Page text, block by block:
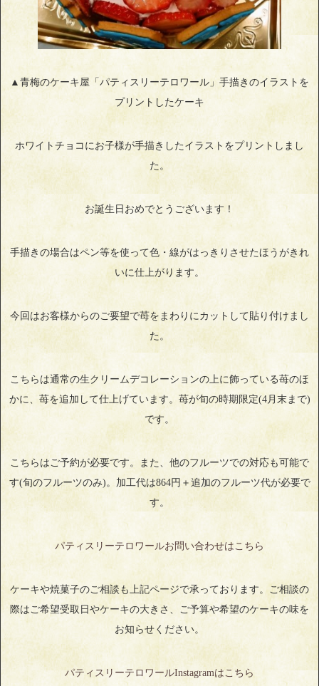
▲青梅のケーキ屋「パティスリーテロワール」手描きのイラストを
プリントしたケーキ
ホワイトチョコにお子様が手描きしたイラストをプリントしまし
た。
お誕生日おめでとうございます！
手描きの場合はペン等を使って色・線がはっきりさせたほうがきれ
いに仕上がります。
今回はお客様からのご要望で苺をまわりにカットして貼り付けまし
た。
こちらは通常の生クリームデコレーションの上に飾っている苺のほ
かに、苺を追加して仕上げています。苺が旬の時期限定(4月末まで)
です。
こちらはご予約が必要です。また、他のフルーツでの対応も可能で
す(旬のフルーツのみ)。加工代は864円＋追加のフルーツ代が必要で
す。
パティスリーテロワールお問い合わせはこちら
ケーキや焼菓子のご相談も上記ページで承っております。ご相談の
際はご希望受取日やケーキの大きさ、ご予算や希望のケーキの味を
お知らせください。
パティスリーテロワールInstagramはこちら